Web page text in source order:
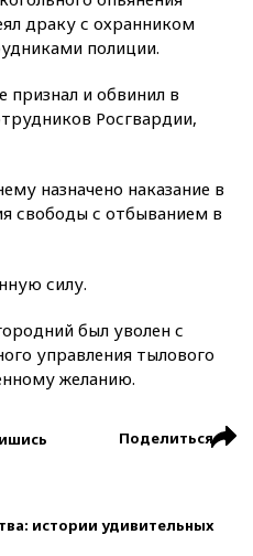
драку с охранником
полиции.
признал и обвинил в
Росгвардии,
назначено наказание в
свободы с отбыванием в
силу.
был уволен с
управления тылового
желанию.
Поделиться
истории удивительных